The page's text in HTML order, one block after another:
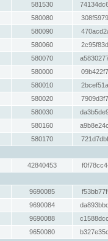
581530
580080
580090
580060
580070
580000
580010
580020
580030
580160
580170
42840453
9690085
9690084
9690088
9650080